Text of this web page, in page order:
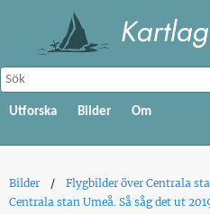
Utforska Bilder Om
Bilder Flygbilder över Centrala
Centrala stan Umeå. Så såg det ut